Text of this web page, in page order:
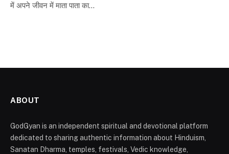
में अपने जीवन में माता पाता का…
ABOUT
GodGyan is an independent spiritual and devotional platform
dedicated to sharing authentic information about Hinduism,
Sanatan Dharma, temples, festivals, Vedic knowledge,